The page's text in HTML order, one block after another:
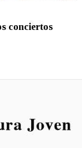
conciertos